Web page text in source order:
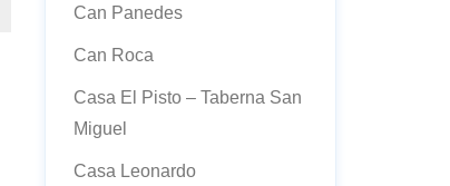
Can Panedes
Can Roca
Casa El Pisto – Taberna San
Miguel
Casa Leonardo